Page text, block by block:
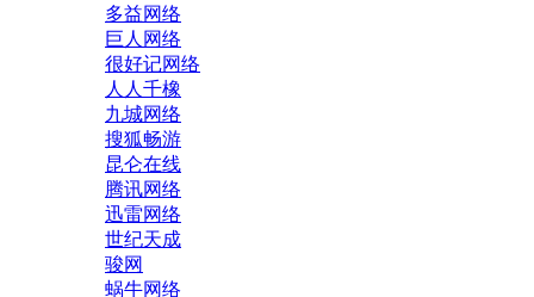
多益网络
巨人网络
很好记网络
人人千橡
九城网络
搜狐畅游
昆仑在线
腾讯网络
迅雷网络
世纪天成
骏网
蜗牛网络